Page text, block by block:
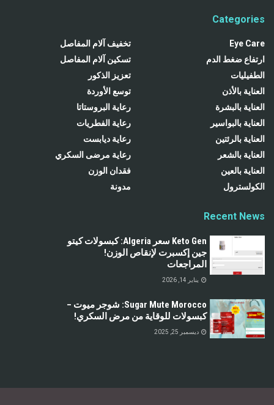
Categories
Eye Care
ارتفاع ضغط الدم
الطفيليات
العناية بالأذن
العناية بالبشرة
العناية بالبواسير
العناية بالرئتين
العناية بالشعر
العناية بالعين
الكولسترول
تخفيف آلام المفاصل
تسكين آلام المفاصل
تعزيز الذكور
توسع الأوردة
رعاية البروستاتا
رعاية الفطريات
رعاية ديابست
رعاية مرضى السكري
فقدان الوزن
مدونة
Recent News
Keto Gen سعر Algeria: كبسولات كيتو
جين إكسبرت لإنقاص الوزن!
المراجعات
يناير 14, 2026
Sugar Mute Morocco: شوجر ميوت –
كبسولات للوقاية من مرض السكري!
ديسمبر 25, 2025